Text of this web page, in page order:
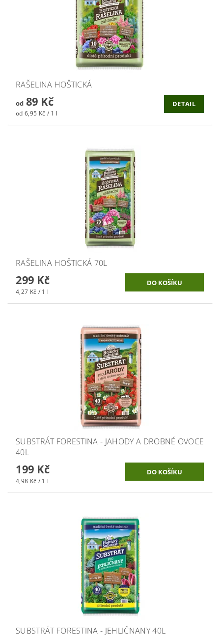
RAŠELINA HOŠTICKÁ
od89 Kč
od 6,95 Kč / 1 l
DETAIL
RAŠELINA HOŠTICKÁ 70L
299 Kč
4,27 Kč / 1 l
SUBSTRÁT FORESTINA - JAHODY A DROBNÉ OVOCE
40L
199 Kč
4,98 Kč / 1 l
SUBSTRÁT FORESTINA - JEHLIČNANY 40L